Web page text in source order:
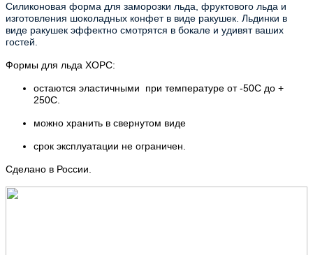
Силиконовая форма для заморозки льда, фруктового льда и
изготовления шоколадных конфет в виде ракушек. Льдинки в
виде ракушек эффектно смотрятся в бокале и удивят ваших
гостей.
Формы для льда ХОРС:
остаются эластичными при температуре от -50С до +
250С.
можно хранить в свернутом виде
срок эксплуатации не ограничен.
Сделано в России.